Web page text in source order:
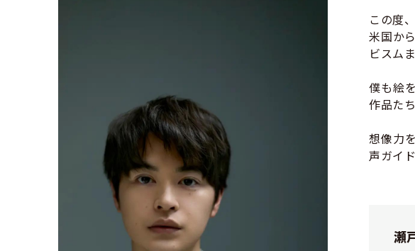
この度
米国か
ビスム
僕も絵
作品た
想像力
声ガイ
瀬